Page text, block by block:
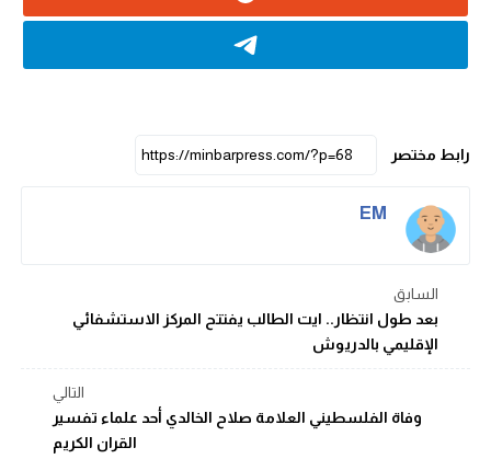
رابط مختصر
EM
السابق
بعد طول انتظار.. ايت الطالب يفتتح المركز الاستشفائي
الإقليمي بالدريوش
التالي
وفاة الفلسطيني العلامة صلاح الخالدي أحد علماء تفسير
القران الكريم